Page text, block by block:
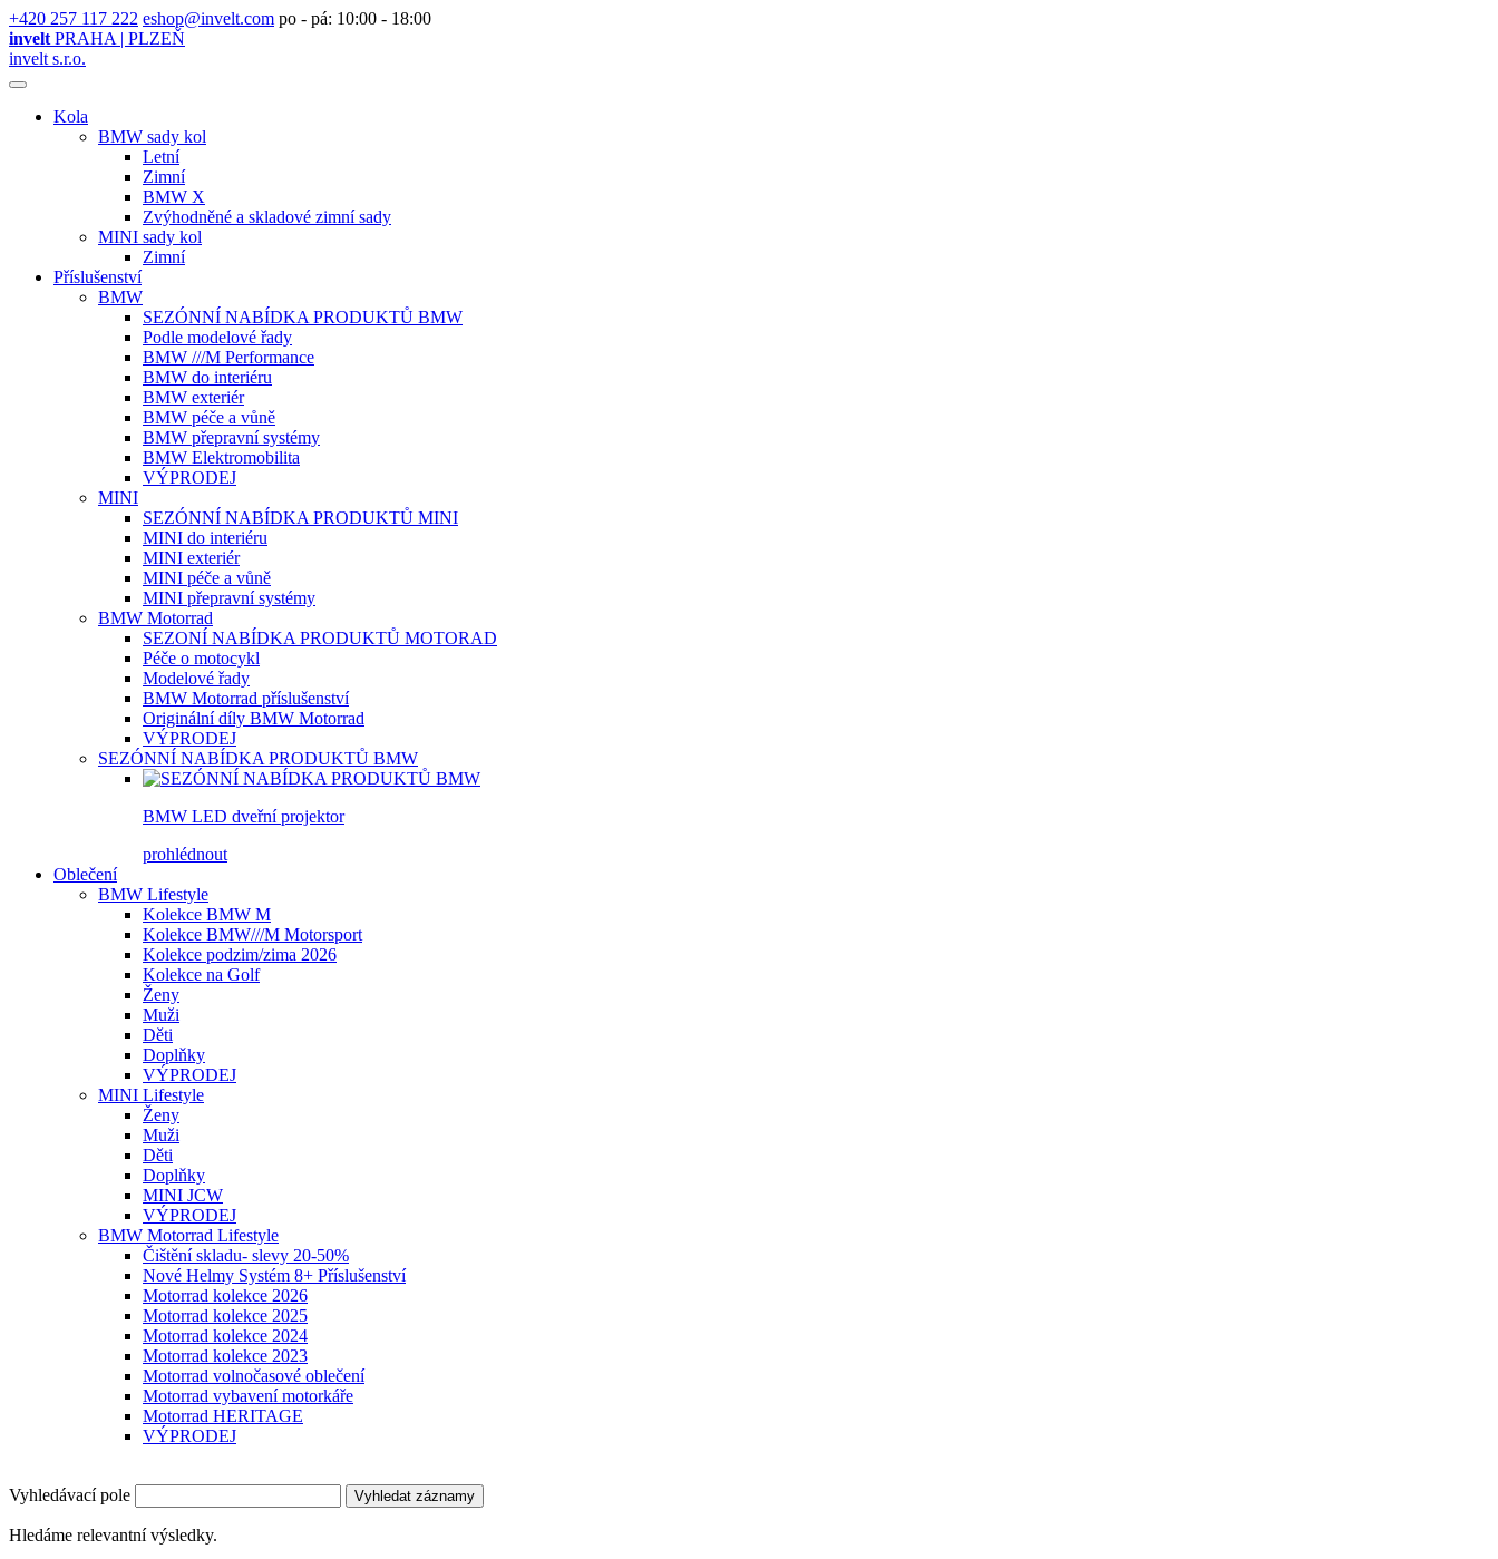
+420 257 117 222 eshop@invelt.com po - pá: 10:00 - 18:00
invelt PRAHA | PLZEŇ
invelt s.r.o.
Kola
BMW sady kol
Letní
Zimní
BMW X
Zvýhodněné a skladové zimní sady
MINI sady kol
Zimní
Příslušenství
BMW
SEZÓNNÍ NABÍDKA PRODUKTŮ BMW
Podle modelové řady
BMW ///M Performance
BMW do interiéru
BMW exteriér
BMW péče a vůně
BMW přepravní systémy
BMW Elektromobilita
VÝPRODEJ
MINI
SEZÓNNÍ NABÍDKA PRODUKTŮ MINI
MINI do interiéru
MINI exteriér
MINI péče a vůně
MINI přepravní systémy
BMW Motorrad
SEZONÍ NABÍDKA PRODUKTŮ MOTORAD
Péče o motocykl
Modelové řady
BMW Motorrad příslušenství
Originální díly BMW Motorrad
VÝPRODEJ
SEZÓNNÍ NABÍDKA PRODUKTŮ BMW
BMW LED dveřní projektor
prohlédnout
Oblečení
BMW Lifestyle
Kolekce BMW M
Kolekce BMW///M Motorsport
Kolekce podzim/zima 2026
Kolekce na Golf
Ženy
Muži
Děti
Doplňky
VÝPRODEJ
MINI Lifestyle
Ženy
Muži
Děti
Doplňky
MINI JCW
VÝPRODEJ
BMW Motorrad Lifestyle
Čištění skladu- slevy 20-50%
Nové Helmy Systém 8+ Příslušenství
Motorrad kolekce 2026
Motorrad kolekce 2025
Motorrad kolekce 2024
Motorrad kolekce 2023
Motorrad volnočasové oblečení
Motorrad vybavení motorkáře
Motorrad HERITAGE
VÝPRODEJ
Vyhledávací pole Vyhledat záznamy
Hledáme relevantní výsledky.